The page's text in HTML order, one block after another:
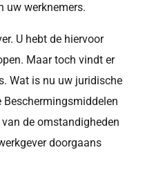
uw werknemers.
U hebt de hiervoor
Maar toch vindt er
Wat is nu uw juridische
de omstandigheden
doorgaans